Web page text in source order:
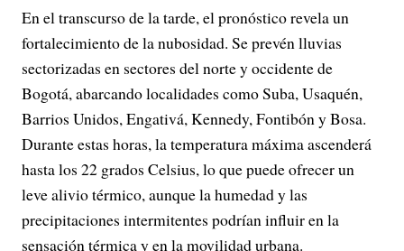
En el transcurso de la tarde, el pronóstico revela un
fortalecimiento de la nubosidad. Se prevén lluvias
sectorizadas en sectores del norte y occidente de
Bogotá, abarcando localidades como Suba, Usaquén,
Barrios Unidos, Engativá, Kennedy, Fontibón y Bosa.
Durante estas horas, la temperatura máxima ascenderá
hasta los 22 grados Celsius, lo que puede ofrecer un
leve alivio térmico, aunque la humedad y las
precipitaciones intermitentes podrían influir en la
sensación térmica y en la movilidad urbana.